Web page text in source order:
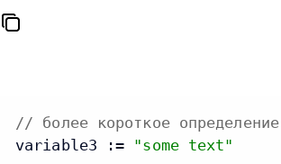
// более короткое определение
variable3 := "some text"